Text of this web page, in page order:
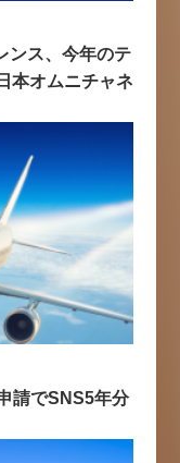
ンス、今年のテ
オムニチャネ
請でSNS5年分